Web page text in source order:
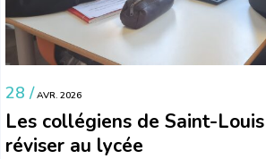
28 / AVR. 2026
Les collégiens de Saint-
réviser au lycée